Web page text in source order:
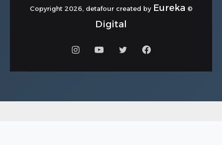
© Copyright 2026, detafour created by
Eureka
Digital
فيسبوكتويتر يوتيوبانستقرام